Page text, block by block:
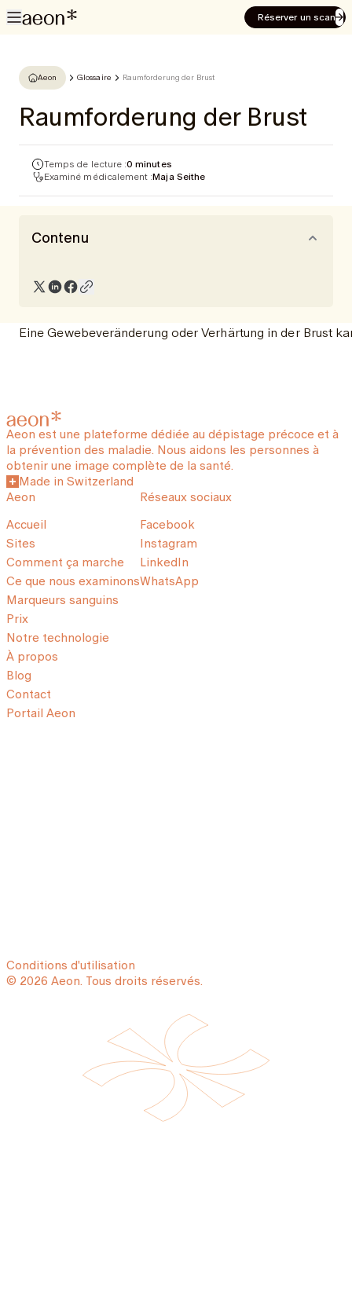
Réserver un scan
Aeon Glossaire Raumforderung der Brust
Raumforderung der Brust
Temps de lecture :0 minutes
Examiné médicalement :Maja Seithe
Contenu
Eine Gewebeveränderung oder Verhärtung in der Brust
Aeon est une plateforme dédiée au dépistage précoce et à
la prévention des maladie. Nous aidons les personnes à
obtenir une image complète de la santé.
Made in Switzerland
Aeon
Accueil
Sites
Comment ça marche
Ce que nous examinons
Marqueurs sanguins
Prix
Notre technologie
À propos
Blog
Contact
Portail Aeon
Réseaux sociaux
Facebook
Instagram
LinkedIn
WhatsApp
Conditions d'utilisation
© 2026 Aeon. Tous droits réservés.